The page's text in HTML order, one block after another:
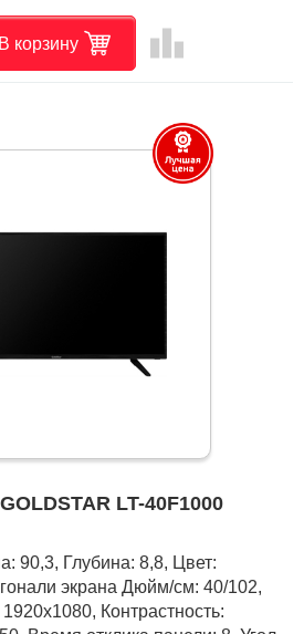
В корзину leaderboard
LT-40F1000
90,3, Глубина: 8,8, Цвет:
экрана Дюйм/см: 40/102,
Контрастность: